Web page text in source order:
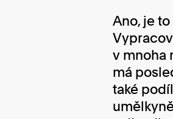
Ano, je
v mnoha
má
také